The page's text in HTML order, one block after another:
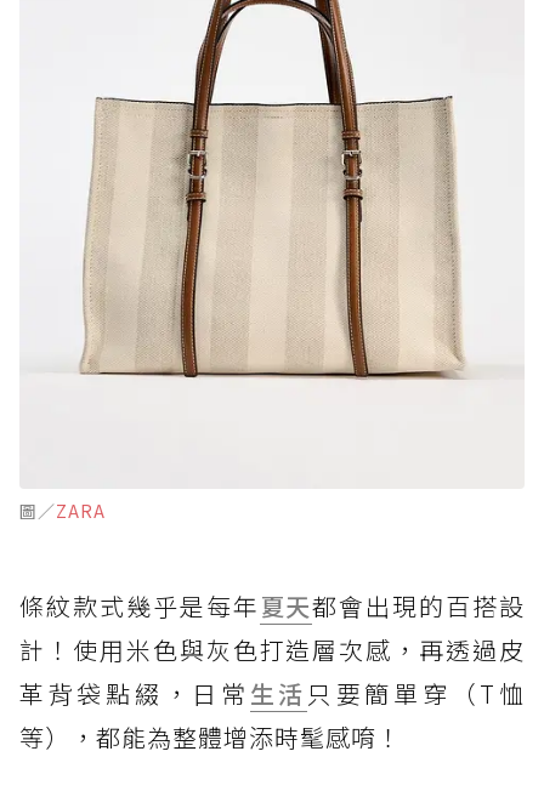
圖／ZARA
條紋款式幾乎是每年夏天都會出現的百搭設
計！使用米色與灰色打造層次感，再透過皮
革背袋點綴，日常 生活 只要簡單穿（T恤
等），都能為整體增添時髦感唷！